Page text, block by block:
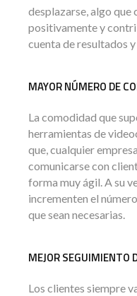
desplazarse, algo que
positivamente y
cuenta de resultados
MAYOR NÚMERO DE
La comodidad que
herramientas de
que, cualquier
comunicarse con
forma muy ágil. A su
incrementen el
que sean necesarias.
MEJOR SEGUIMIENTO
Los clientes siempre